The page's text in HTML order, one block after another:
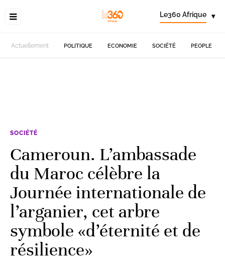
Le360 Afrique ▾
Actuellement POLITIQUE ECONOMIE SOCIÉTÉ PEOPLE
SOCIÉTÉ
Cameroun. L’ambassade
du Maroc célèbre la
Journée internationale de
l’arganier, cet arbre
symbole «d’éternité et de
résilience»